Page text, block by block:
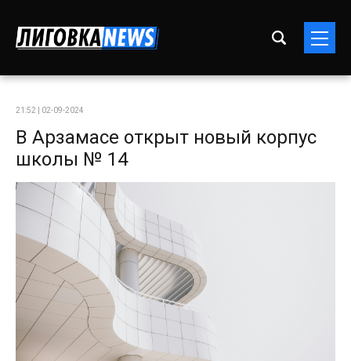
21:52 | 02-09-2024
В Арзамасе открыт новый корпус
школы № 14